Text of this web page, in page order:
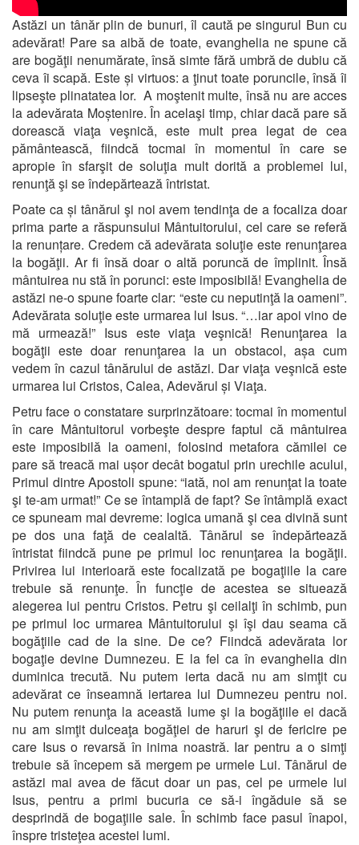
Astăzi un tânăr plin de bunuri, îl caută pe singurul Bun cu
adevărat! Pare sa aibă de toate, evanghelia ne spune că
are bogăţii nenumărate, însă simte fără umbră de dubiu că
ceva îi scapă. Este și virtuos: a ţinut toate poruncile, însă îi
lipseşte plinatatea lor. A moştenit multe, însă nu are acces
la adevărata Moștenire. În acelaşi timp, chiar dacă pare să
dorească viaţa veşnică, este mult prea legat de cea
pământească, fiindcă tocmai în momentul în care se
apropie în sfarşit de soluţia mult dorită a problemei lui,
renunţă şi se îndepărtează întristat.
Poate ca și tânărul şi noi avem tendinţa de a focaliza doar
prima parte a răspunsului Mântuitorului, cel care se referă
la renunțare. Credem că adevărata soluţie este renunţarea
la bogăţii. Ar fi însă doar o altă poruncă de împlinit. Însă
mântuirea nu stă în porunci: este imposibilă! Evanghelia de
astăzi ne-o spune foarte clar: “este cu neputinţă la oameni”.
Adevărata soluţie este urmarea lui Isus. “…iar apoi vino de
mă urmează!” Isus este viaţa veşnică! Renunţarea la
bogăţii este doar renunţarea la un obstacol, așa cum
vedem în cazul tânărului de astăzi. Dar viaţa veşnică este
urmarea lui Cristos, Calea, Adevărul și Viaţa.
Petru face o constatare surprinzătoare: tocmai în momentul
în care Mântuitorul vorbeşte despre faptul că mântuirea
este imposibilă la oameni, folosind metafora cămilei ce
pare să treacă mai ușor decât bogatul prin urechile acului,
Primul dintre Apostoli spune: “iată, noi am renunţat la toate
şi te-am urmat!” Ce se întamplă de fapt? Se întâmplă exact
ce spuneam mai devreme: logica umană şi cea divină sunt
pe dos una faţă de cealaltă. Tânărul se îndepărtează
întristat fiindcă pune pe primul loc renunţarea la bogăţii.
Privirea lui interioară este focalizată pe bogaţiile la care
trebuie să renunţe. În funcţie de acestea se situează
alegerea lui pentru Cristos. Petru şi ceilalţi în schimb, pun
pe primul loc urmarea Mântuitorului şi îşi dau seama că
bogăţiile cad de la sine. De ce? Fiindcă adevărata lor
bogaţie devine Dumnezeu. E la fel ca în evanghelia din
duminica trecută. Nu putem ierta dacă nu am simţit cu
adevărat ce înseamnă iertarea lui Dumnezeu pentru noi.
Nu putem renunţa la această lume şi la bogăţiile ei dacă
nu am simţit dulceaţa bogăţiei de haruri şi de fericire pe
care Isus o revarsă în inima noastră. Iar pentru a o simţi
trebuie să începem să mergem pe urmele Lui. Tânărul de
astăzi mai avea de făcut doar un pas, cel pe urmele lui
Isus, pentru a primi bucuria ce să-i îngăduie să se
desprindă de bogaţiile sale. În schimb face pasul înapoi,
înspre tristeţea acestei lumi.